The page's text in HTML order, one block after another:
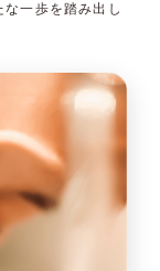
一歩を踏み出し